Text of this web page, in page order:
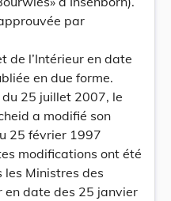
par
de l’Intérieur en date
en due forme.
du 25 juillet 2007, le
a modifié son
25 février 1997
modifications ont été
Ministres des
en date des 25 janvier